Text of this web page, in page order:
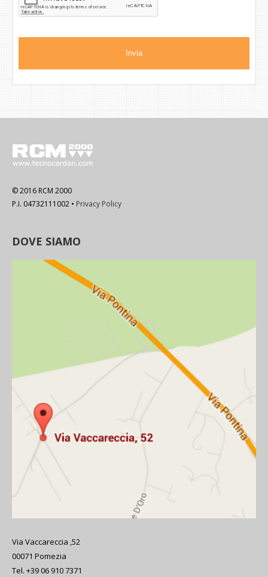
© 2016 RCM 2000
P.I. 04732111002 • Privacy Policy
DOVE SIAMO
Via Vaccareccia ,52
00071 Pomezia
Tel. +39 06 910 7371